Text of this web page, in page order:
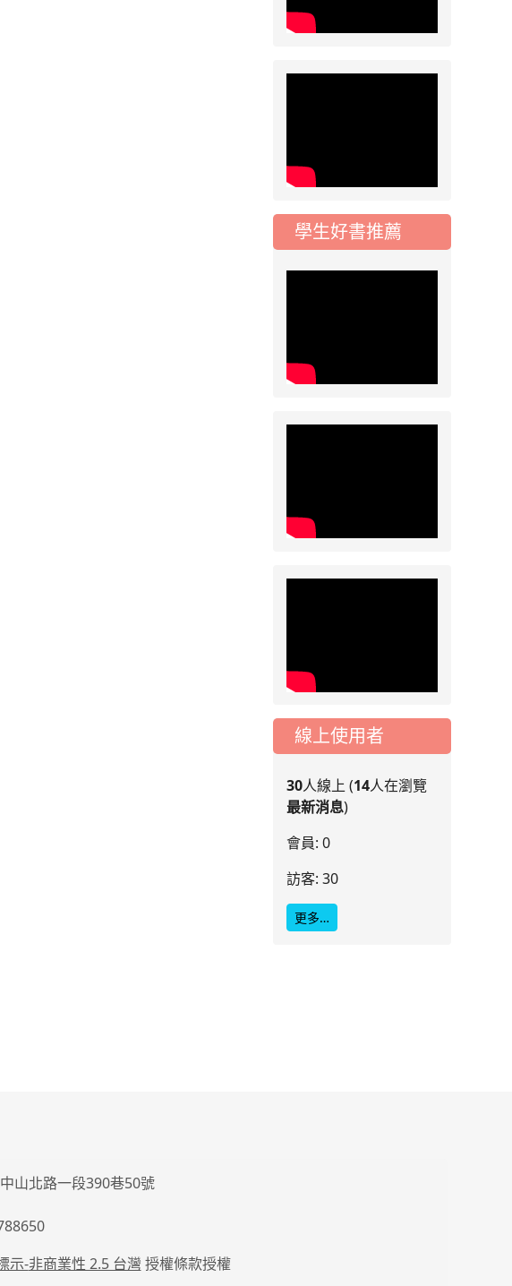
路人留意
115年桃園市運動會國
小游泳比賽楊梅區代
表選手服裝領取通知
2026-08-05
重要
五年級常態編班結果
公告
2026-07-17
學生好書推薦
線上使用者
30人線上 (14人在瀏覽
最新消息)
會員: 0
訪客: 30
更多…
北路一段390巷50號
示-非商業性 2.5 台灣 授權條款授權